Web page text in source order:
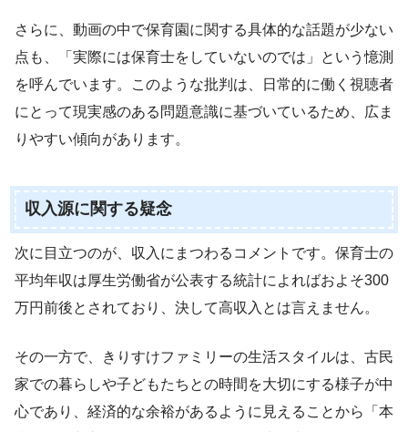
さらに、動画の中で保育園に関する具体的な話題が少ない
点も、「実際には保育士をしていないのでは」という憶測
を呼んでいます。このような批判は、日常的に働く視聴者
にとって現実感のある問題意識に基づいているため、広ま
りやすい傾向があります。
収入源に関する疑念
次に目立つのが、収入にまつわるコメントです。保育士の
平均年収は厚生労働省が公表する統計によればおよそ300
万円前後とされており、決して高収入とは言えません。
その一方で、きりすけファミリーの生活スタイルは、古民
家での暮らしや子どもたちとの時間を大切にする様子が中
心であり、経済的な余裕があるように見えることから「本